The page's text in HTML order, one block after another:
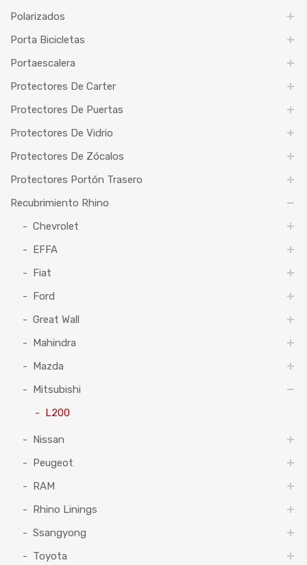
Polarizados
Porta Bicicletas
Portaescalera
Protectores De Carter
Protectores De Puertas
Protectores De Vidrio
Protectores De Zócalos
Protectores Portón Trasero
Recubrimiento Rhino
Chevrolet
EFFA
Fiat
Ford
Great Wall
Mahindra
Mazda
Mitsubishi
L200
Nissan
Peugeot
RAM
Rhino Linings
Ssangyong
Toyota